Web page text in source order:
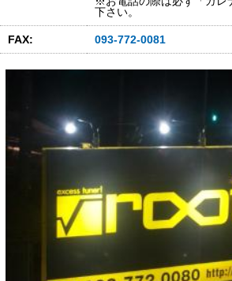
下さい。
FAX: 093-772-0081